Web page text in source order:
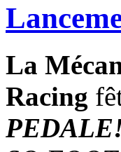
La
Racing